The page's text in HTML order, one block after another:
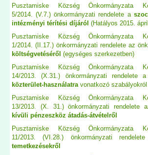
Pusztamiske Község Önkormányzata
5/2014. (V.7.) önkormányzati rendelete a
intézményi térítési díjáról (Hatályos 2015.
Pusztamiske Község Önkormányzata
1/2014. (II.17.) önkormányzati rendelete az
költségvetéséről (egységes szerkezetben)
Pusztamiske Község Önkormányzata
14/2013. (X.31.) önkormányzati rendelete a
közterület-használatravonatkozó szabályokról
Pusztamiske Község Önkormányzata
13/2013. (X. 31.) önkormányzati rendelete
kívüli pénzeszköz átadás-átvételről
Pusztamiske Község Önkormányzata
11/2013. (VI.28.) önkormányzati
temetkezésekről